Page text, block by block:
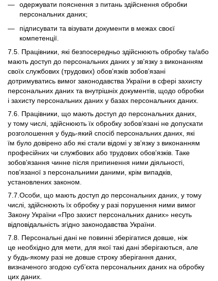
одержувати пояснення з питань здійснення обробки
персональних даних;
підписувати та візувати документи в межах своєї
компетенції.
7.5. Працівники, які безпосередньо здійснюють обробку та/або
мають доступ до персональних даних у зв’язку з виконанням
своїх службових (трудових) обов’язків зобов’язані
дотримуватись вимог законодавства України в сфері захисту
персональних даних та внутрішніх документів, щодо обробки
і захисту персональних даних у базах персональних даних.
7.6. Працівники, що мають доступ до персональних даних,
у тому числі, здійснюють їх обробку зобов’язані не допускати
розголошення у будь-який спосіб персональних даних, які
їм було довірено або які стали відомі у зв’язку з виконанням
професійних чи службових або трудових обов’язків. Таке
зобов’язання чинне після припинення ними діяльності,
пов’язаної з персональними даними, крім випадків,
установлених законом.
7.7.Особи, що мають доступ до персональних даних, у тому
числі, здійснюють їх обробку у разі порушення ними вимог
Закону України «Про захист персональних даних» несуть
відповідальність згідно законодавства України.
7.8. Персональні дані не повинні зберігатися довше, ніж
це необхідно для мети, для якої такі дані зберігаються, але
у будь-якому разі не довше строку зберігання даних,
визначеного згодою суб’єкта персональних даних на обробку
цих даних.